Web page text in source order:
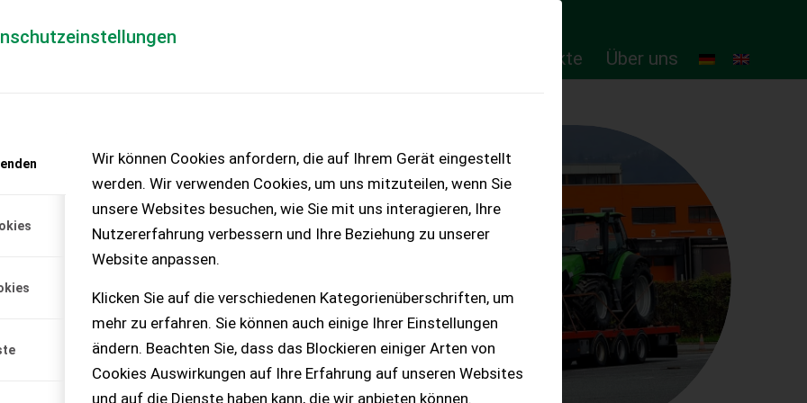
Wir können Cookies anfordern, die auf Ihrem Gerät eingestellt
werden. Wir verwenden Cookies, um uns mitzuteilen, wenn Sie
unsere Websites besuchen, wie Sie mit uns interagieren, Ihre
Nutzererfahrung verbessern und Ihre Beziehung zu unserer
Website anpassen.
Klicken Sie auf die verschiedenen Kategorienüberschriften, um
mehr zu erfahren. Sie können auch einige Ihrer Einstellungen
ändern. Beachten Sie, dass das Blockieren einiger Arten von
Cookies Auswirkungen auf Ihre Erfahrung auf unseren Websites
und auf die Dienste haben kann, die wir anbieten können.
Online-Produkte Über uns
– KEINE
Warntafeln,
Fahrgasse...